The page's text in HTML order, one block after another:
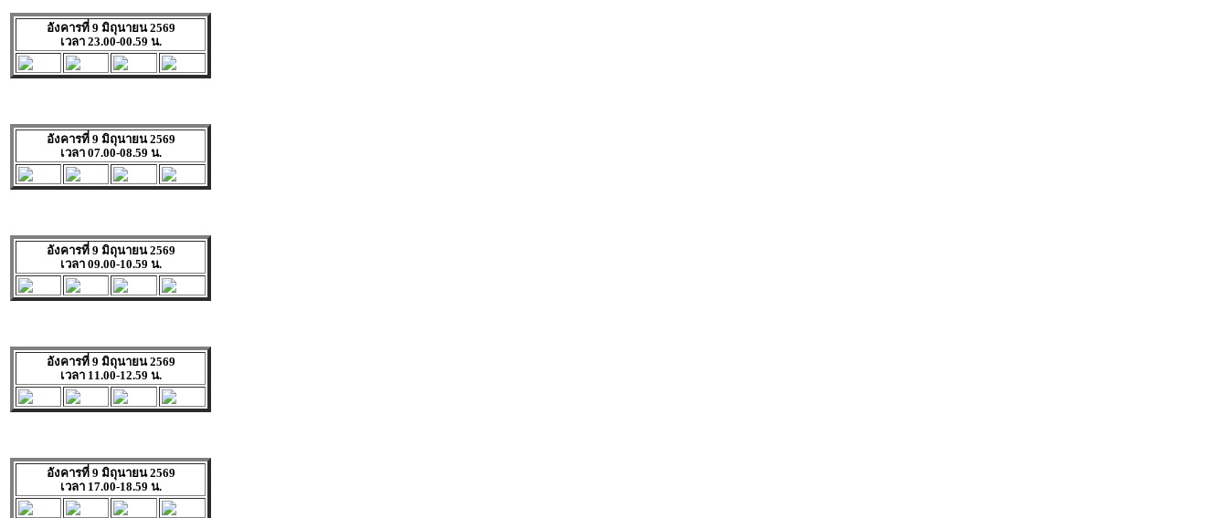
อังคารที่ 9 มิถุนายน 2569
เวลา 23.00-00.59 น.
อังคารที่ 9 มิถุนายน 2569
เวลา 07.00-08.59 น.
อังคารที่ 9 มิถุนายน 2569
เวลา 09.00-10.59 น.
อังคารที่ 9 มิถุนายน 2569
เวลา 11.00-12.59 น.
อังคารที่ 9 มิถุนายน 2569
เวลา 17.00-18.59 น.